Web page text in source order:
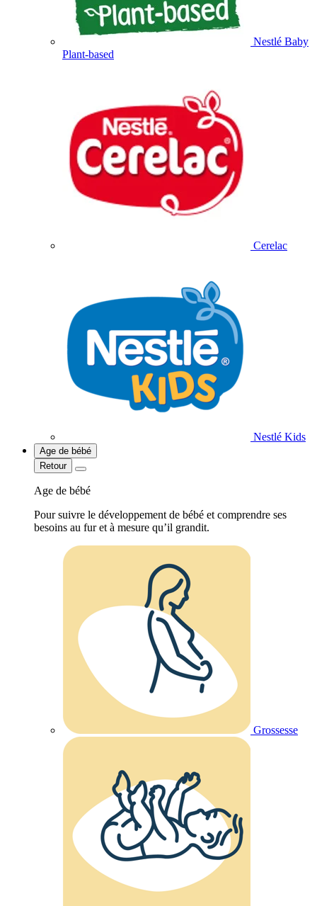
Nestlé Baby
Plant-based
Cerelac
Nestlé Kids
Age de bébé
Retour
Age de bébé
Pour suivre le développement de bébé et comprendre ses
besoins au fur et à mesure qu’il grandit.
Grossesse